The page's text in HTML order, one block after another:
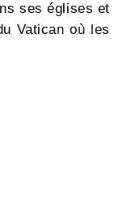
ses églises et
Vatican où les